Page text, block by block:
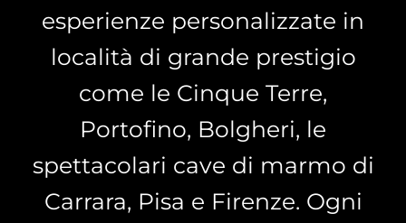
esperienze personalizzate in
località di grande prestigio
come le Cinque Terre,
Portofino, Bolgheri, le
spettacolari cave di marmo di
Carrara, Pisa e Firenze. Ogni